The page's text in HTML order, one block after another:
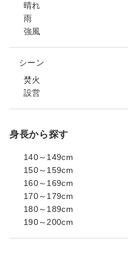
晴れ
雨
強風
シーン
焚火
設営
身長から探す
140～149cm
150～159cm
160～169cm
170～179cm
180～189cm
190～200cm